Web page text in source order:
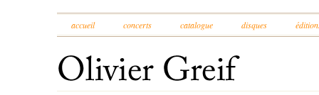
accueil concerts catalogue disques